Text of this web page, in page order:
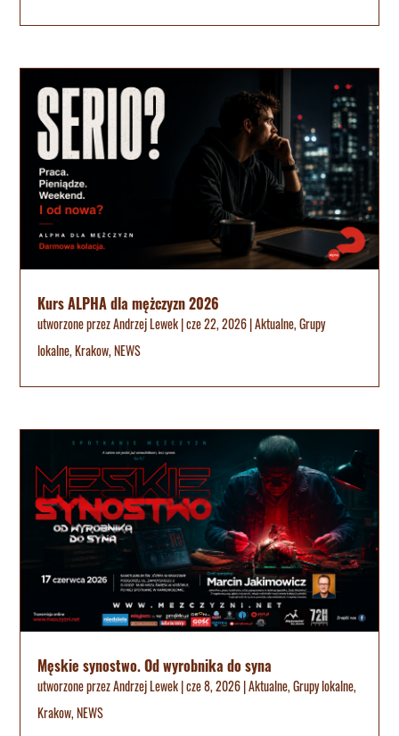
Kurs ALPHA dla mężczyzn 2026
utworzone przezAndrzej Lewek|cze 22, 2026|Aktualne,Grupy
lokalne,Krakow,NEWS
Męskie synostwo. Od wyrobnika do syna
utworzone przezAndrzej Lewek|cze 8, 2026|Aktualne,Grupy lokalne,
Krakow,NEWS